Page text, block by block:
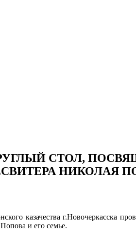
СТОЛ,
НИКОЛАЯ
казачества г.Новочеркасска
и его семье.